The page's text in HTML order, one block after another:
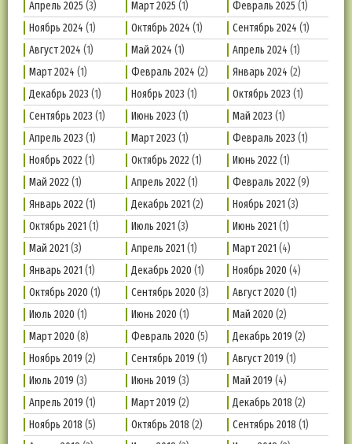
Апрель 2025 (3) Март 2025 (1) Февраль 2025 (1)
Ноябрь 2024 (1) Октябрь 2024 (1) Сентябрь 2024 (1)
Август 2024 (1) Май 2024 (1) Апрель 2024 (1)
Март 2024 (1) Февраль 2024 (2) Январь 2024 (2)
Декабрь 2023 (1) Ноябрь 2023 (1) Октябрь 2023 (1)
Сентябрь 2023 (1) Июнь 2023 (1) Май 2023 (1)
Апрель 2023 (1) Март 2023 (1) Февраль 2023 (1)
Ноябрь 2022(1) Октябрь 2022(1) Июнь 2022(1)
Май 2022(1) Апрель 2022(1) Февраль 2022(9)
Январь 2022(1) Декабрь 2021 (2) Ноябрь 2021 (3)
Октябрь 2021 (1) Июль 2021 (3) Июнь 2021 (1)
Май 2021 (3) Апрель 2021 (1) Март 2021 (4)
Январь 2021 (1) Декабрь 2020 (1) Ноябрь 2020 (4)
Октябрь 2020 (1) Сентябрь 2020 (3) Август 2020 (1)
Июль 2020 (1) Июнь 2020 (1) Май 2020 (2)
Март 2020 (8) Февраль 2020 (5) Декабрь 2019 (2)
Ноябрь 2019 (2) Сентябрь 2019 (1) Август 2019 (1)
Июль 2019 (3) Июнь 2019 (3) Май 2019 (4)
Апрель 2019 (1) Март 2019 (2) Декабрь 2018 (2)
Ноябрь 2018 (5) Октябрь 2018 (2) Сентябрь 2018 (1)